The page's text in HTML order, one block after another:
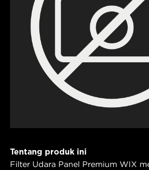
Tentang produk ini
Filter Udara Panel Premium WIX